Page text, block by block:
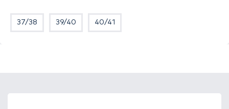
biztosít havas, saras vagy jeges felületeken, míg a
tartósságot és a védelemet. A
37/38 39/40 40/41